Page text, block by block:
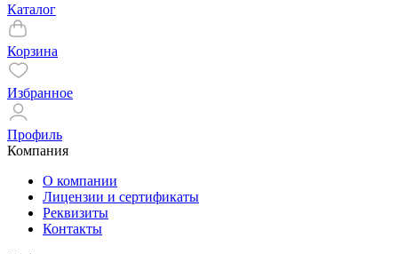
Каталог
Корзина
Избранное
Профиль
Компания
О компании
Лицензии и сертификаты
Реквизиты
Контакты